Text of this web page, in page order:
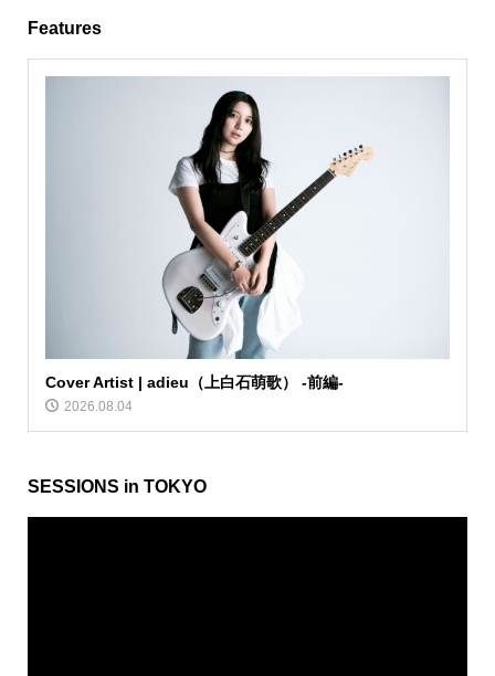
Features
Cover Artist | adieu（上白石萌歌） -前編-
2026.08.04
SESSIONS in TOKYO